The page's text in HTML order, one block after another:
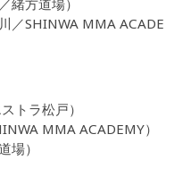
方道場）
／SHINWA MMA ACADE
トラ松戸）
MMA ACADEMY）
場）